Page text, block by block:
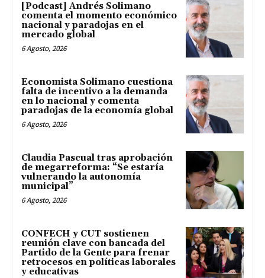
[Podcast] Andrés Solimano
comenta el momento económico
nacional y paradojas en el
mercado global
6 Agosto, 2026
Economista Solimano cuestiona
falta de incentivo a la demanda
en lo nacional y comenta
paradojas de la economía global
6 Agosto, 2026
Claudia Pascual tras aprobación
de megarreforma: “Se estaría
vulnerando la autonomía
municipal”
6 Agosto, 2026
CONFECH y CUT sostienen
reunión clave con bancada del
Partido de la Gente para frenar
retrocesos en políticas laborales
y educativas